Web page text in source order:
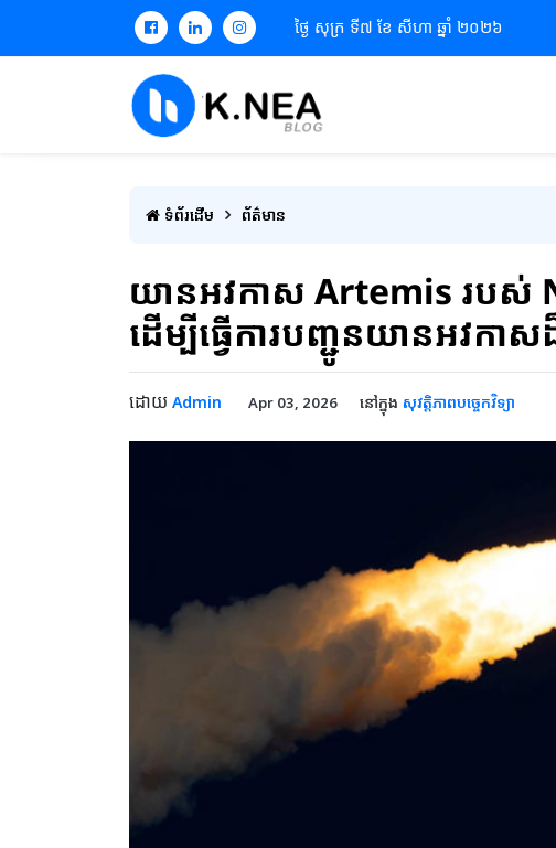
ថ្ងៃ សុក្រ ទី៧ ខែ សីហា ឆ្នាំ ២០២៦
ទំព័រដើម ព័ត៌មាន
យានអវកាស Artemis របស់
ដើម្បីធ្វើការបញ្ជូនយានអវកា
ដោយ Admin Apr 03, 2026 នៅក្នុង សុវត្តិភាពបច្ចេកវិទ្យា